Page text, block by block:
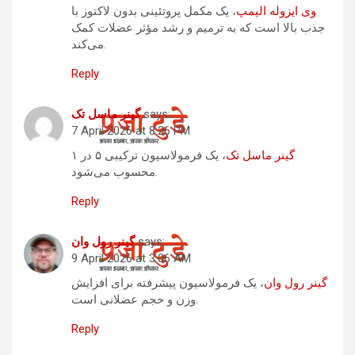
وی ایزوله الیمپ، یک مکمل پروتئینی بدون لاکتوز با
جذب بالا است که به ترمیم و رشد مؤثر عضلات کمک
می‌کند.
Reply
گینر ماسل تک says:
7 April 2026 at 8:26 PM
گینر ماسل تک
، یک فرمولاسیون ترکیبی ۵ در ۱
محسوب می‌شود.
Reply
گینر رول وان says:
9 April 2026 at 3:06 AM
گینر رول وان، یک فرمولاسیون پیشرفته برای افزایش
وزن و حجم عضلانی است.
Reply